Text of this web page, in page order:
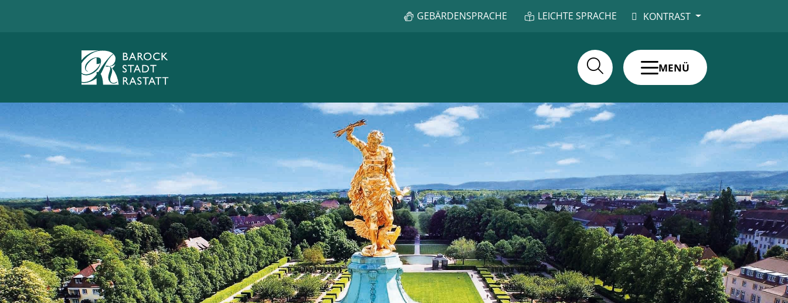
GEBÄRDENSPRACHE LEICHTE SPRACHE KONTRAST
MENÜ